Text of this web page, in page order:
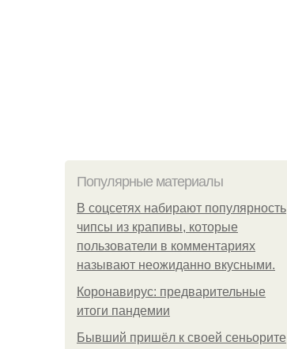
Популярные материалы
В соцсетях набирают популярность
чипсы из крапивы, которые
пользователи в комментариях
называют неожиданно вкусными.
Коронавирус: предварительные
итоги пандемии
Бывший пришёл к своей сеньорите